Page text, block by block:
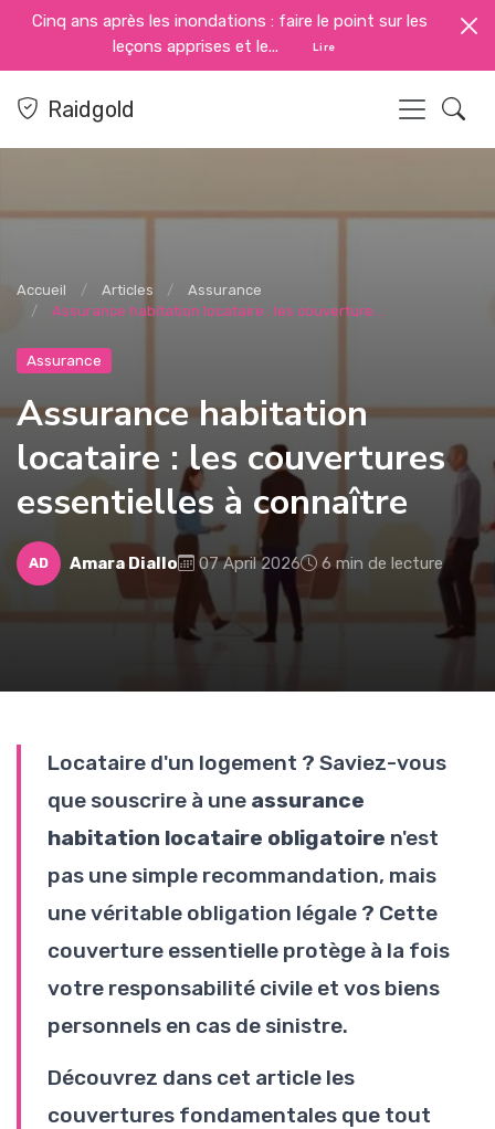
Cinq ans après les inondations : faire le point sur les
leçons apprises et le...
Lire
Raidgold
Accueil Articles
Assurance
Assurance habitation locataire : les couverture...
Assurance
Assurance habitation
locataire : les couvertures
essentielles à connaître
AD Amara Diallo 07 April 2026 6 min de lecture
Locataire d'un logement ? Saviez-vous
que souscrire à une assurance
habitation locataire obligatoire n'est
pas une simple recommandation, mais
une véritable obligation légale ? Cette
couverture essentielle protège à la fois
votre responsabilité civile et vos biens
personnels en cas de sinistre.
Découvrez dans cet article les
couvertures fondamentales que tout